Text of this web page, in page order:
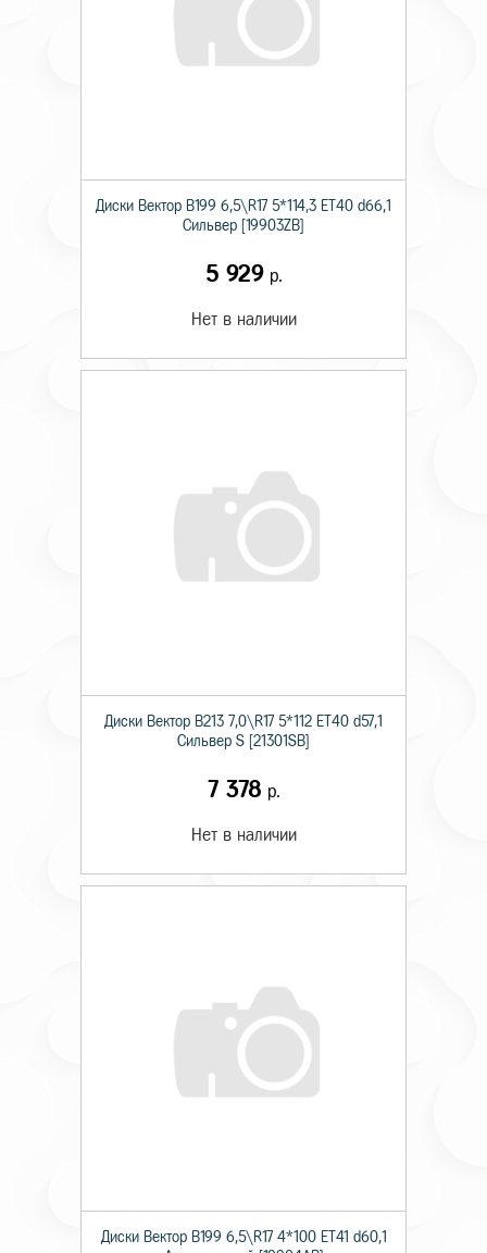
Диски Вектор В199 6,5\R17 5*114,3 ET40 d66,1
Сильвер [19903ZB]
5 929р.
Нет в наличии
Диски Вектор В213 7,0\R17 5*112 ET40 d57,1
Сильвер S [21301SB]
7 378 р.
Нет в наличии
Диски Вектор В199 6,5\R17 4*100 ET41 d60,1